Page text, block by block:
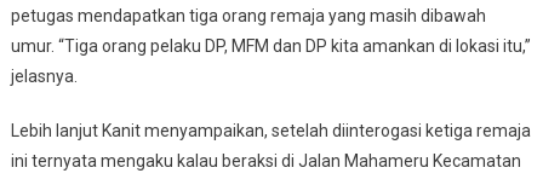
petugas mendapatkan tiga orang remaja yang masih dibawah
umur. “Tiga orang pelaku DP, MFM dan DP kita amankan di lokasi itu,”
jelasnya.
Lebih lanjut Kanit menyampaikan, setelah diinterogasi ketiga remaja
ini ternyata mengaku kalau beraksi di Jalan Mahameru Kecamatan